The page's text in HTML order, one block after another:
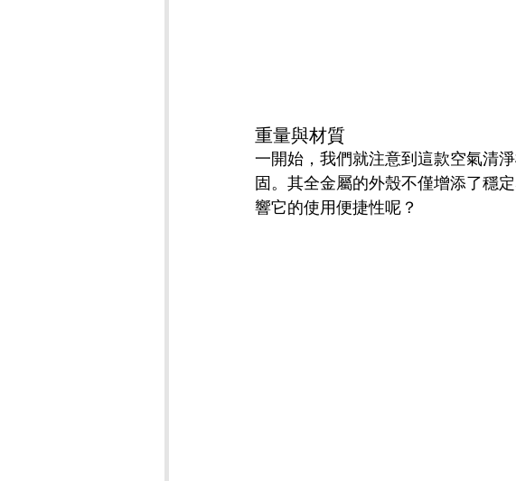
重量與材質
一開始，我們就注意到這款空氣清
固。其全金屬的外殼不僅增添了穩
響它的使用便捷性呢？